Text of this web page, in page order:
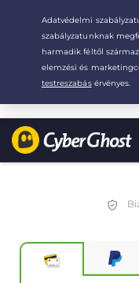
Your choice:The Best